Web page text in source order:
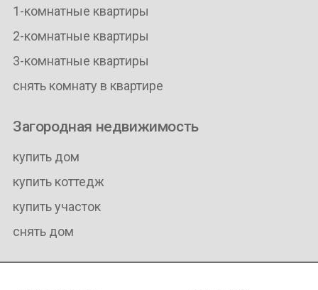
1-комнатные квартиры
2-комнатные квартиры
3-комнатные квартиры
снять комнату в квартире
Загородная недвижимость
купить дом
купить коттедж
купить участок
снять дом